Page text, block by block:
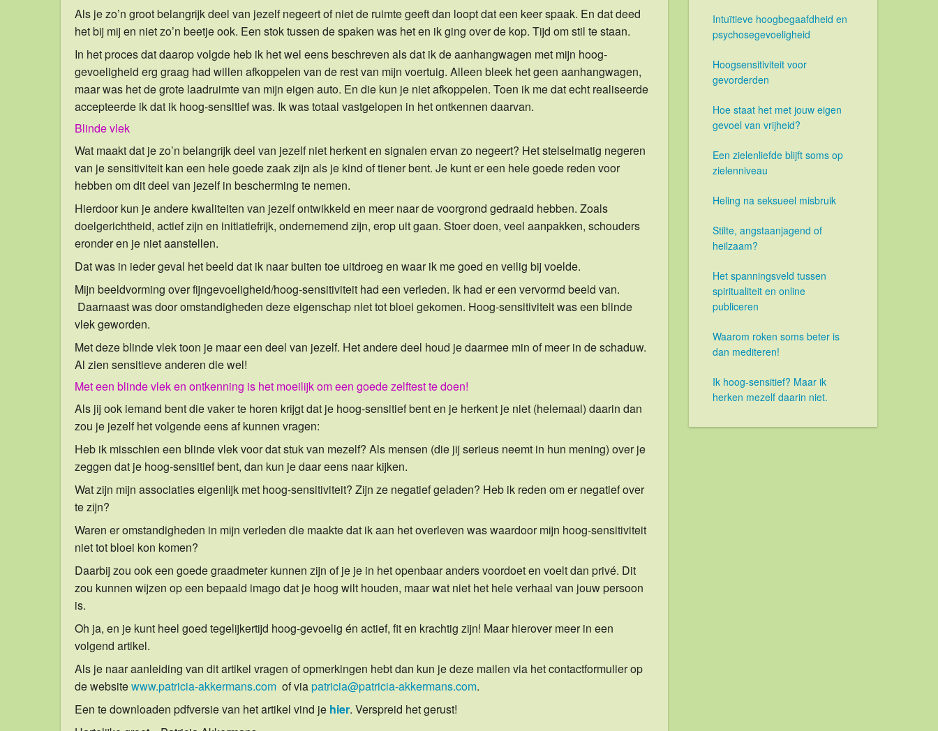
Als je zo’n groot belangrijk deel van jezelf negeert of niet de ruimte geeft dan loopt dat een keer spaak. En dat deed
het bij mij en niet zo’n beetje ook. Een stok tussen de spaken was het en ik ging over de kop. Tijd om stil te staan.
In het proces dat daarop volgde heb ik het wel eens beschreven als dat ik de aanhangwagen met mijn hoog-
gevoeligheid erg graag had willen afkoppelen van de rest van mijn voertuig. Alleen bleek het geen aanhangwagen,
maar was het de grote laadruimte van mijn eigen auto. En die kun je niet afkoppelen. Toen ik me dat echt realiseerde
accepteerde ik dat ik hoog-sensitief was. Ik was totaal vastgelopen in het ontkennen daarvan.
Blinde vlek
Wat maakt dat je zo’n belangrijk deel van jezelf niet herkent en signalen ervan zo negeert? Het stelselmatig negeren
van je sensitiviteit kan een hele goede zaak zijn als je kind of tiener bent. Je kunt er een hele goede reden voor
hebben om dit deel van jezelf in bescherming te nemen.
Hierdoor kun je andere kwaliteiten van jezelf ontwikkeld en meer naar de voorgrond gedraaid hebben. Zoals
doelgerichtheid, actief zijn en initiatiefrijk, ondernemend zijn, erop uit gaan. Stoer doen, veel aanpakken, schouders
eronder en je niet aanstellen.
Dat was in ieder geval het beeld dat ik naar buiten toe uitdroeg en waar ik me goed en veilig bij voelde.
Mijn beeldvorming over fijngevoeligheid/hoog-sensitiviteit had een verleden. Ik had er een vervormd beeld van.
Daarnaast was door omstandigheden deze eigenschap niet tot bloei gekomen. Hoog-sensitiviteit was een blinde
vlek geworden.
Met deze blinde vlek toon je maar een deel van jezelf. Het andere deel houd je daarmee min of meer in de schaduw.
Al zien sensitieve anderen die wel!
Met een blinde vlek en ontkenning is het moeilijk om een goede zelftest te doen!
Als jij ook iemand bent die vaker te horen krijgt dat je hoog-sensitief bent en je herkent je niet (helemaal) daarin dan
zou je jezelf het volgende eens af kunnen vragen:
Heb ik misschien een blinde vlek voor dat stuk van mezelf? Als mensen (die jij serieus neemt in hun mening) over je
zeggen dat je hoog-sensitief bent, dan kun je daar eens naar kijken.
Wat zijn mijn associaties eigenlijk met hoog-sensitiviteit? Zijn ze negatief geladen? Heb ik reden om er negatief over
te zijn?
Waren er omstandigheden in mijn verleden die maakte dat ik aan het overleven was waardoor mijn hoog-sensitiviteit
niet tot bloei kon komen?
Daarbij zou ook een goede graadmeter kunnen zijn of je je in het openbaar anders voordoet en voelt dan privé. Dit
zou kunnen wijzen op een bepaald imago dat je hoog wilt houden, maar wat niet het hele verhaal van jouw persoon
is.
Oh ja, en je kunt heel goed tegelijkertijd hoog-gevoelig én actief, fit en krachtig zijn! Maar hierover meer in een
volgend artikel.
Als je naar aanleiding van dit artikel vragen of opmerkingen hebt dan kun je deze mailen via het contactformulier op
de websitewww.patricia-akkermans.com of viapatricia@patricia-akkermans.com.
Een te downloaden pdfversie van het artikel vind je hier. Verspreid het gerust!
Intuïtieve hoogbegaafdheid en
psychosegevoeligheid
Hoogsensitiviteit voor
gevorderden
Hoe staat het met jouw eigen
gevoel van vrijheid?
Een zielenliefde blijft soms op
zielenniveau
Heling na seksueel misbruik
Stilte, angstaanjagend of
heilzaam?
Het spanningsveld tussen
spiritualiteit en online
publiceren
Waarom roken soms beter is
dan mediteren!
Ik hoog-sensitief? Maar ik
herken mezelf daarin niet.